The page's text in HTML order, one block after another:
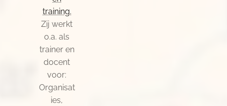
training.
Zij werkt
o.a. als
trainer en
docent
voor:
Organisat
ies,